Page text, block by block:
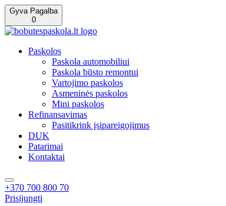
Gyva Pagalba
0
Paskolos
Paskola automobiliui
Paskola būsto remontui
Vartojimo paskolos
Asmeninės paskolos
Mini paskolos
Refinansavimas
Pasitikrink įsipareigojimus
DUK
Patarimai
Kontaktai
+370 700 800 70
Prisijungti